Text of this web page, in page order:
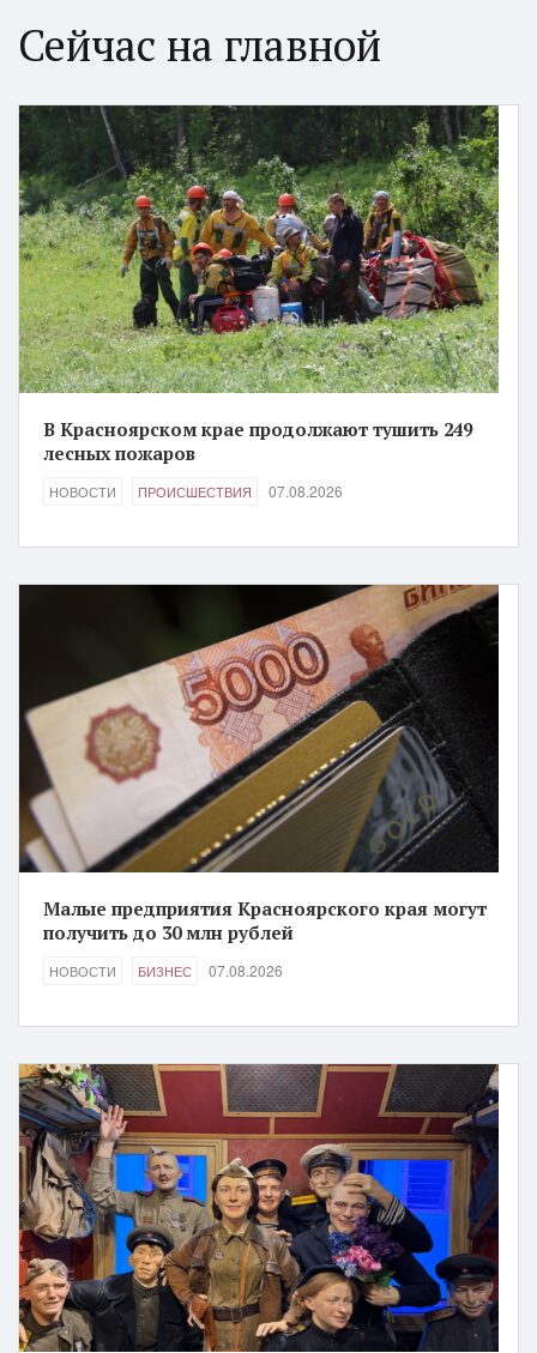
Сейчас на главной
В Красноярском крае продолжают тушить 249
лесных пожаров
НОВОСТИ ПРОИСШЕСТВИЯ 07.08.2026
Малые предприятия Красноярского края могут
получить до 30 млн рублей
НОВОСТИ БИЗНЕС 07.08.2026